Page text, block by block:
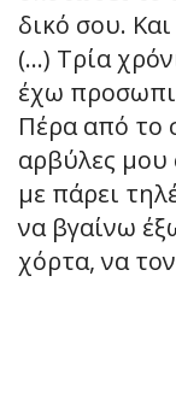
δικό σου.
(…) Τρία
έχω
Πέρα από το
αρβύλες μου
με πάρει
να βγαίνω
χόρτα, να